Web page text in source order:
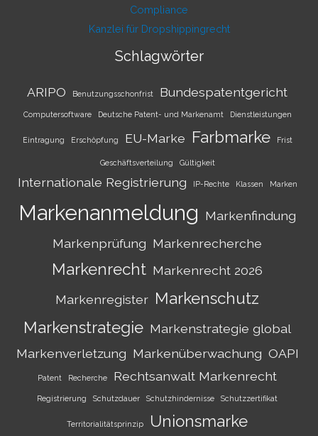
Compliance
Kanzlei für Dropshippingrecht
Schlagwörter
ARIPO Benutzungsschonfrist Bundespatentgericht
Computersoftware Deutsche Patent- und Markenamt Dienstleistungen
Eintragung Erschöpfung EU-Marke Farbmarke Frist
Geschäftsverteilung Gültigkeit
Internationale Registrierung IP-Rechte Klassen Marken
Markenanmeldung Markenfindung
Markenprüfung Markenrecherche
Markenrecht Markenrecht 2026
Markenregister Markenschutz
Markenstrategie Markenstrategie global
Markenverletzung Markenüberwachung OAPI
Patent Recherche Rechtsanwalt Markenrecht
Registrierung Schutzdauer Schutzhindernisse Schutzzertifikat
Territorialitätsprinzip Unionsmarke